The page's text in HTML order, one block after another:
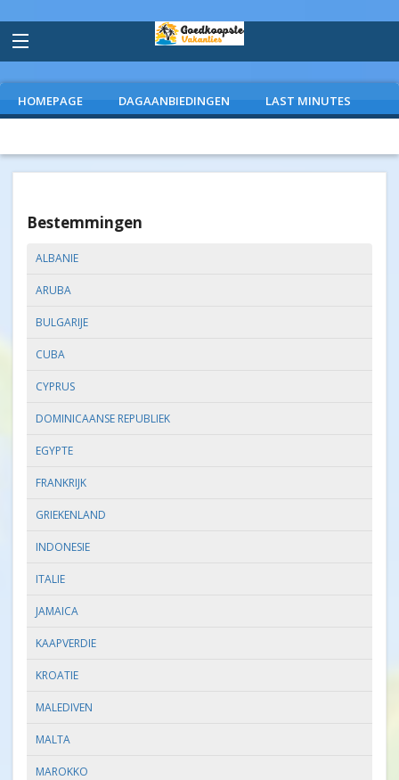
HOMEPAGE DAGAANBIEDINGEN LAST MINUTES
Bestemmingen
ALBANIE
ARUBA
BULGARIJE
CUBA
CYPRUS
DOMINICAANSE REPUBLIEK
EGYPTE
FRANKRIJK
GRIEKENLAND
INDONESIE
ITALIE
JAMAICA
KAAPVERDIE
KROATIE
MALEDIVEN
MALTA
MAROKKO